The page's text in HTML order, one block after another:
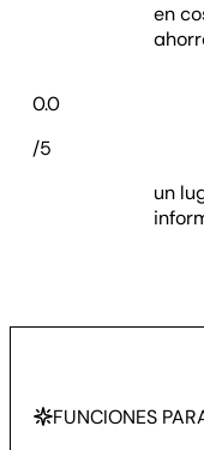
en
4.7
0.0
/5
un
FUNCIONES